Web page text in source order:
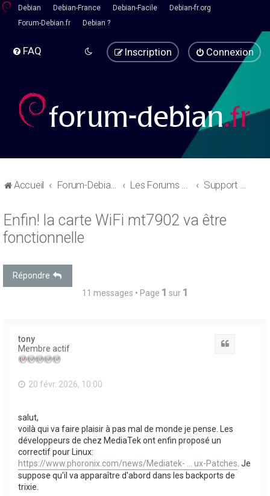
Debian Debian-France Debian-Facile
Debian-fr.org
Forum-Debian.fr
Debian ?
FAQ Connexion
Inscription
Accueil Forum-Debian.fr Les Forums d'aide Support Debian
Enfin! la carte WiFi mt7902 va être
fonctionnelle
Répondre
11 messages • Page 1 sur 1
tony
Membre actif
20 févr. 2026, 10:00
salut,
voilà qui va faire plaisir à pas mal de monde je pense. Les
développeurs de chez MediaTek ont enfin proposé un
correctif pour Linux:
https://www.phoronix.com/news/Mediatek- ... ux-Patches . Je
suppose qu'il va apparaître d'abord dans les backports de
trixie.